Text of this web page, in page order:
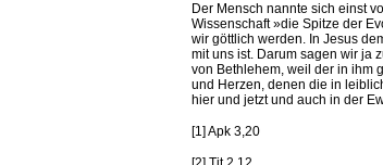
Der Mensch nannte sich einst
Wissenschaft »die Spitze der
wir göttlich werden. In Jesus
mit uns ist. Darum sagen wir ja
von Bethlehem, weil der in ihm
und Herzen, denen die in
hier und jetzt und auch in der
[1] Apk 3,20